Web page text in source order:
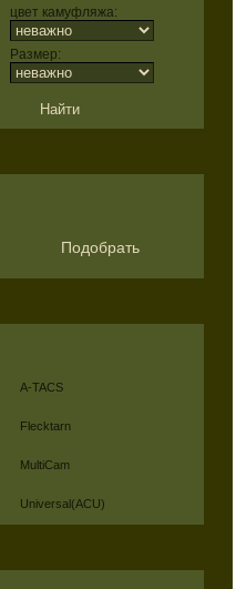
цвет камуфляжа:
Размер:
Подобрать
A-TACS
Flecktarn
MultiCam
Universal(ACU)